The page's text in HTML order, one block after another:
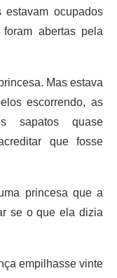
ocupados
abertas pela
Mas estava
escorrendo, as
sapatos quase
que fosse
princesa que a
se o que ela dizia
empilhasse vinte